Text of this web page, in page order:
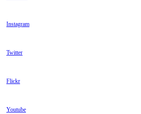
Instagram
Twitter
Flickr
Youtube